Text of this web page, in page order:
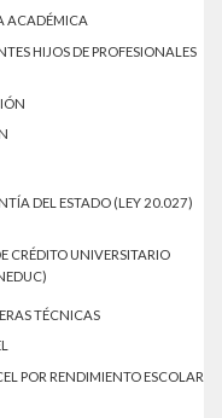
ACADÉMICA
HIJOS DE PROFESIONALES
DEL ESTADO (LEY 20.027)
CRÉDITO UNIVERSITARIO
TÉCNICAS
POR RENDIMIENTO ESCOLAR